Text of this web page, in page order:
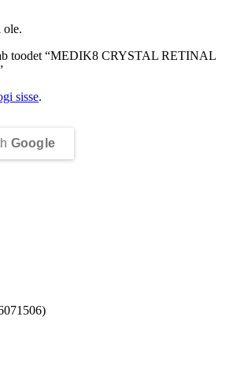
ole.
toodet “MEDIK8 CRYSTAL RETINAL
sisse.
Google